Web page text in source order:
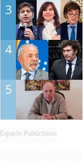
3
4
5
Espacio Publicitario